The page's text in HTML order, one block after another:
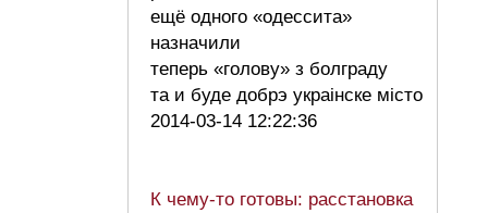
ещё одного «одессита»
назначили
теперь «голову» з болграду
та и буде добрэ украiнске мiсто
2014-03-14 12:22:36
К чему-то готовы: расстановка